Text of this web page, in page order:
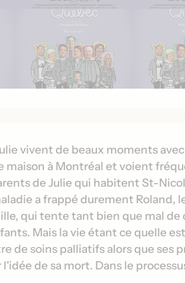
vivent de beaux moments
maison à Montréal et voient
de Julie qui habitent St-
a frappé durement Roland,
qui tente tant bien que mal de
Mais la vie étant ce quelle
de soins palliatifs alors que ses
de sa mort. Dans le